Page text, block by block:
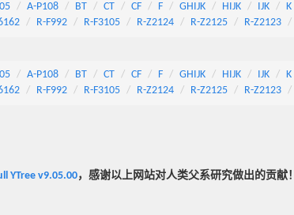
A-P108 BT CT CF F GHIJK HIJK IJK K
R-F992 R-F3105 R-Z2124 R-Z2125 R-Z2123
A-P108 BT CT CF F GHIJK HIJK IJK K
R-F992 R-F3105 R-Z2124 R-Z2125 R-Z2123
YTree v9.05.00，感谢以上网站对人类父系研究做出的贡献！